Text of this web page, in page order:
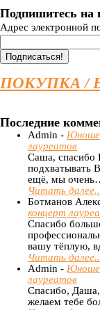
Подпишитесь на
Адрес электронной
ПОКУПКА /
Последние
Admin -
лауреатов
Саша, спасибо
подхватывать
ещё, мы
Читать
Ботманов
концерт
Спасибо
вашу тёплую,
Читать
Admin -
лауреатов
Спасибо, Даша,
желаем тебе